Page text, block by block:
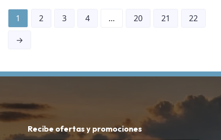
1 2 3 4 … 20 21
22
→
Recibe ofertas y promociones